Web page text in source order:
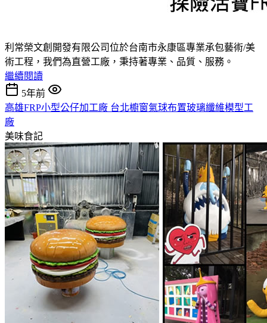
利常榮文創開發有限公司位於台南市永康區專業承包藝術/美
術工程，我們為直營工廠，秉持著專業、品質、服務。
繼續閱讀
5年前
高雄FRP小型公仔加工廠 台北櫥窗氣球布置玻璃纖維模型工
廠
美味食記